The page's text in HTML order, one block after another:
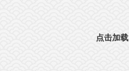
点击加载